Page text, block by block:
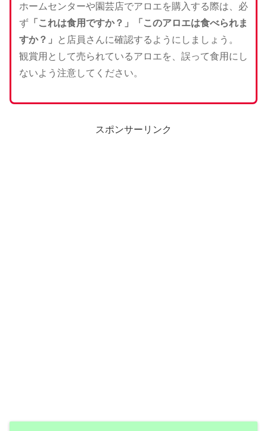
ホームセンターや園芸店でアロエを購入する際は、必
ず「これは食用ですか？」「このアロエは食べられま
すか？」
と店員さんに確認するようにしましょう。
観賞用として売られているアロエを、誤って食用にし
ないよう注意してください。
スポンサーリンク